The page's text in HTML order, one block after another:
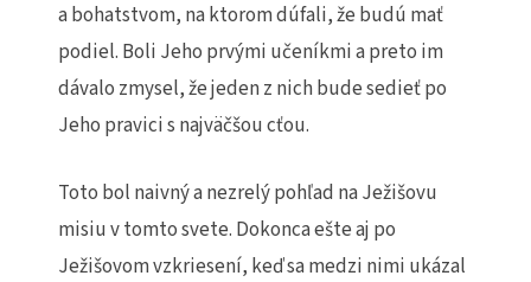
a bohatstvom, na ktorom dúfali, že budú mať
podiel. Boli Jeho prvými učeníkmi a preto im
dávalo zmysel, že jeden z nich bude sedieť po
Jeho pravici s najväčšou cťou.
Toto bol naivný a nezrelý pohľad na Ježišovu
misiu v tomto svete. Dokonca ešte aj po
Ježišovom vzkriesení, keď sa medzi nimi ukázal